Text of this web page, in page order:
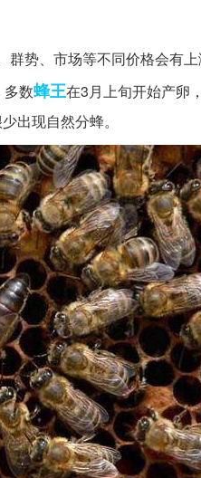
群势、市场等不同价格会有
数蜂王在3月上旬开始产卵
出现自然分蜂。